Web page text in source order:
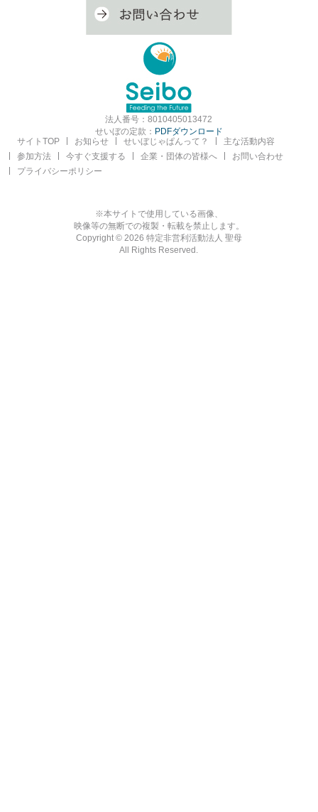
法人番号：8010405013472
せいぼの定款： PDFダウンロード
サイトTOP
お知らせ せいぼじゃぱんって？
主な活動内容
参加方法
今すぐ支援する 企業・団体の皆様へ
お問い合わせ
プライバシーポリシー
※本サイトで使用している画像、
映像等の無断での複製・転載を禁止します。
Copyright © 2026 特定非営利活動法人 聖母
All Rights Reserved.